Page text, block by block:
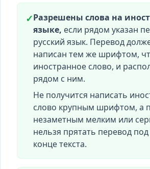
✓Разрешены слова на
языке, если рядом указан
русский язык. Перевод
написан тем же шрифтом,
иностранное слово, и
рядом с ним.
Не получится написать
слово крупным шрифтом, а
незаметным мелким или
нельзя прятать перевод
конце текста.